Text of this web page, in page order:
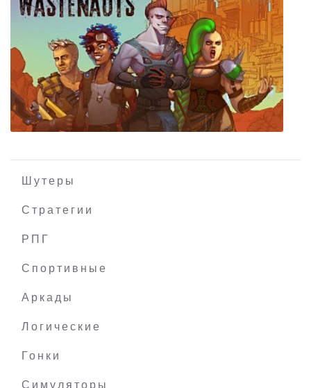
Imperial Glory
Шутеры
Стратегии
РПГ
Спортивные
Аркады
Логические
Гонки
Симуляторы